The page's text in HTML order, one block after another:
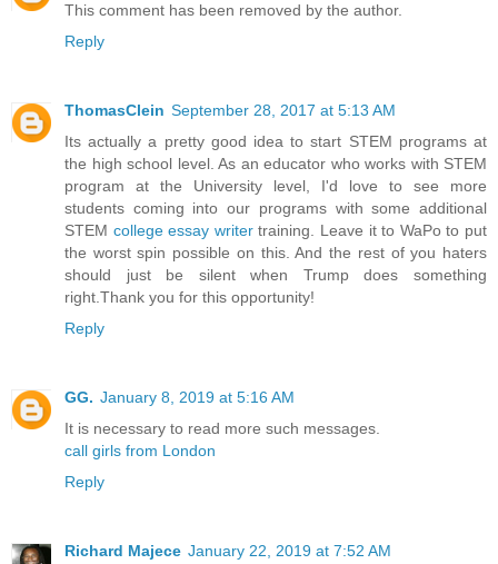
This comment has been removed by the author.
Reply
ThomasClein September 28, 2017 at 5:13 AM
Its actually a pretty good idea to start STEM programs at
the high school level. As an educator who works with STEM
program at the University level, I'd love to see more
students coming into our programs with some additional
STEM college essay writertraining. Leave it to WaPo to put
the worst spin possible on this. And the rest of you haters
should just be silent when Trump does something
right.Thank you for this opportunity!
Reply
GG. January 8, 2019 at 5:16 AM
It is necessary to read more such messages.
call girls from London
Reply
Richard Majece January 22, 2019 at 7:52 AM